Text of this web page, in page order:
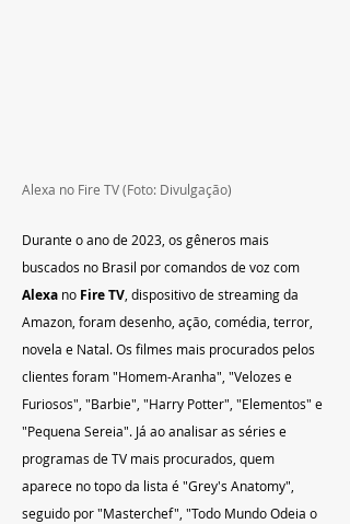
Alexa no Fire TV (Foto: Divulgação)
Durante o ano de 2023, os gêneros mais
buscados no Brasil por comandos de voz com
Alexa no Fire TV , dispositivo de streaming da
Amazon, foram desenho, ação, comédia, terror,
novela e Natal. Os filmes mais procurados pelos
clientes foram "Homem-Aranha", "Velozes e
Furiosos", "Barbie", "Harry Potter", "Elementos" e
"Pequena Sereia". Já ao analisar as séries e
programas de TV mais procurados, quem
aparece no topo da lista é "Grey's Anatomy",
seguido por "Masterchef", "Todo Mundo Odeia o